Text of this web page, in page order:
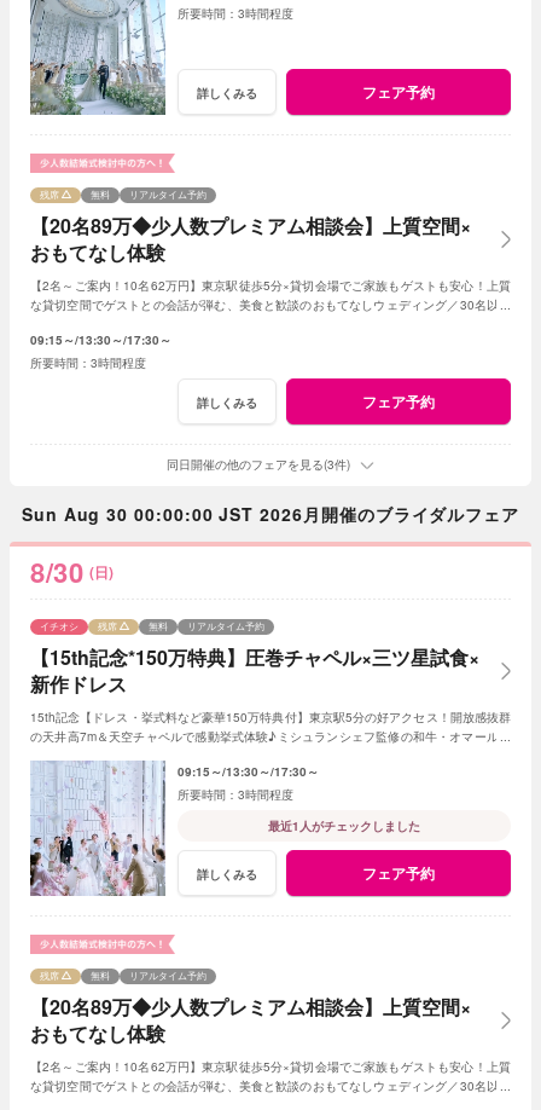
3時間程度
詳しくみる フェア予約
【20名89万◆少人数プレミアム相談会】上質空間×
おもてなし体験
残席 無料 リアルタイム予約
【2名～ご案内！10名62万円】東京駅徒歩5分×貸切会場でご家族もゲストも安心！上質
な貸切空間でゲストとの会話が弾む、美食と歓談のおもてなしウェディング／30名以下
09:15～ 13:30～ 17:30～
3時間程度
詳しくみる フェア予約
同日開催の他のフェアを見る(3件)
Sun Aug 30 00:00:00 JST 2026月開催のブライダルフェア
8/30 (日)
【15th記念*150万特典】圧巻チャペル×三ツ星試食×
新作ドレス
イチオシ 残席 無料 リアルタイム予約
15th記念【ドレス・挙式料など豪華150万特典付】東京駅5分の好アクセス！開放感抜群
の天井高7m＆天空チャペルで感動挙式体験♪ミシュランシェフ監修の和牛・オマール海
09:15～ 13:30～ 17:30～
3時間程度
最近1人がチェックしました
詳しくみる フェア予約
【20名89万◆少人数プレミアム相談会】上質空間×
おもてなし体験
残席 無料 リアルタイム予約
【2名～ご案内！10名62万円】東京駅徒歩5分×貸切会場でご家族もゲストも安心！上質
な貸切空間でゲストとの会話が弾む、美食と歓談のおもてなしウェディング／30名以下